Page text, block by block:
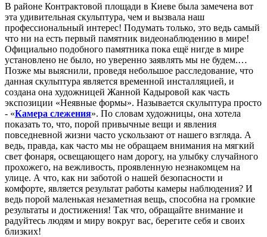
В районе Контрактовой площади в Киеве была замечена вот
эта удивительная скульптура, чем и вызвала наш
профессиональный интерес! Подумать только, это ведь самый
что ни на есть первый памятник видеонаблюдению в мире!
Официально подобного памятника пока ещё нигде в мире
установлено не было, но уверенно заявлять мы не будем.…
Позже мы выяснили, проведя небольшое расследование, что
данная скульптура является временной инсталляцией, и
создана она художницей Жанной Кадыровой как часть
экспозиции «Неявные формы». Называется скульптура просто
- «Камера слежения». По словам художницы, она хотела
показать то, что, порой привычные вещи и явления
повседневной жизни часто ускользают от нашего взгляда. А
ведь, правда, как часто мы не обращаем внимания на мягкий
свет фонаря, освещающего нам дорогу, на улыбку случайного
прохожего, на вежливость, проявленную незнакомцем на
улице. А что, как ни заботой о нашей безопасности и
комфорте, является результат работы камеры наблюдения? И
ведь порой маленькая незаметная вещь, способна на громкие
результаты и достижения! Так что, обращайте внимание и
радуйтесь людям и миру вокруг вас, берегите себя и своих
близких!